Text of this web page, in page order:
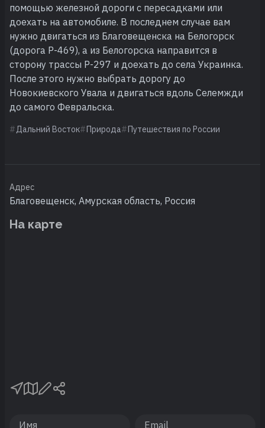
помощью железной дороги с пересадками или
доехать на автомобиле. В последнем случае вам
нужно двигаться из Благовещенска на Белогорск
(дорога Р-469), а из Белогорска направится в
сторону трассы Р-297 и доехать до села Украинка.
После этого нужно выбрать дорогу до
Новокиевского Увала и двигаться вдоль Селемжди
до самого Февральска.
Дальний Восток Природа Путешествия по России
Адрес
Благовещенск, Амурская область, Россия
На карте